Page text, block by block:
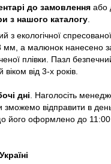
до замовлення або
з нашого каталогу
з екологічної
мм, а малюнок нанесено
плівки. Пазл
від 3-х років.
дні . Наголосіть
зможемо відправити в
його оформлено до 11:00